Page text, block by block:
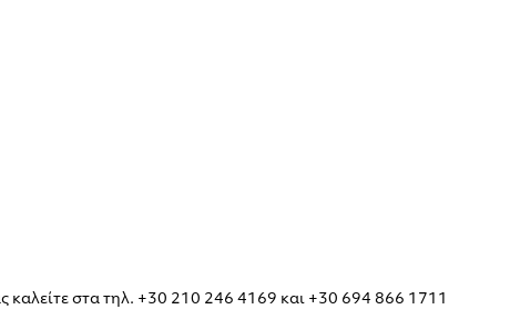
καλείτε στα τηλ. +30 210 246 4169 και +30 694 866 1711